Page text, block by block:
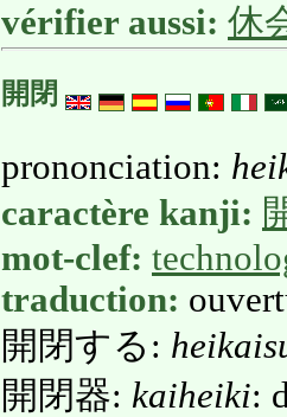
vérifier aussi: 休
開閉
prononciation:
caractère kanji:
mot-clef:
traduction:
開閉する:
開閉器: kaiheiki: